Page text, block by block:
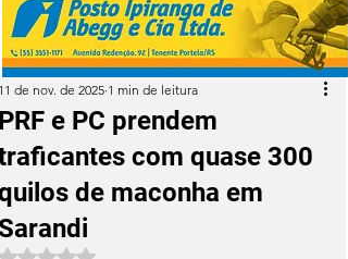
e PC prendem
com quase 300
de maconha em
de nov. de 2025 1 min de leitura
Avaliado com NaN de 5 estrelas.